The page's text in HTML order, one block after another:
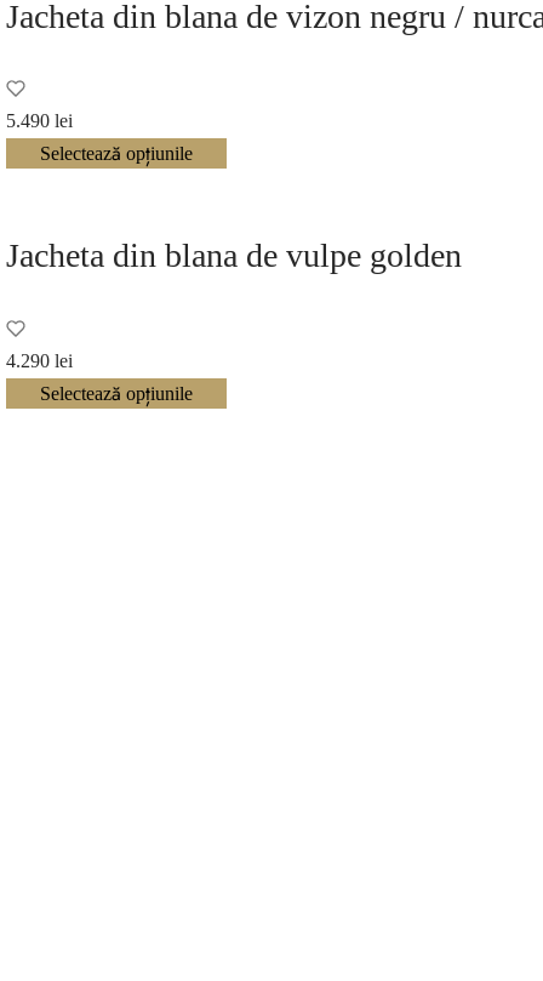
Jacheta din blana de vizon negru /
5.490 lei
Selectează opțiunile
Jacheta din blana de vulpe golden
4.290 lei
Selectează opțiunile